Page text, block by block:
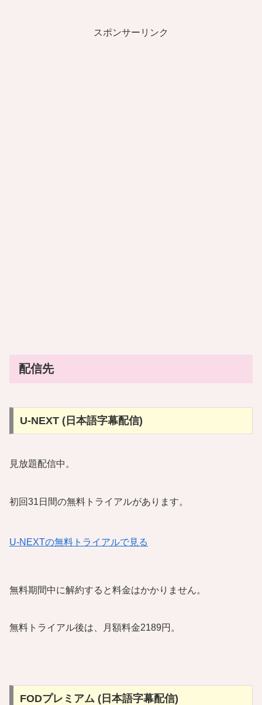
スポンサーリンク
配信先
U-NEXT (日本語字幕配信)
見放題配信中。
初回31日間の無料トライアルがあります。
U-NEXTの無料トライアルで見る
無料期間中に解約すると料金はかかりません。
無料トライアル後は、月額料金2189円。
FODプレミアム (日本語字幕配信)